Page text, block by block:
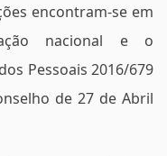
encontram-se em
nacional e o
Pessoais 2016/679
de 27 de Abril